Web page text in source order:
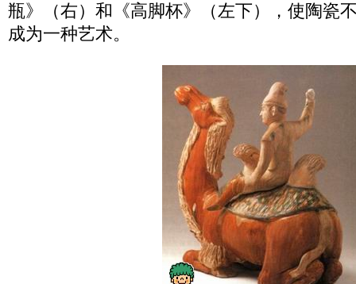
瓶》（右）和《高脚杯》（左下），使陶瓷
成为一种艺术。